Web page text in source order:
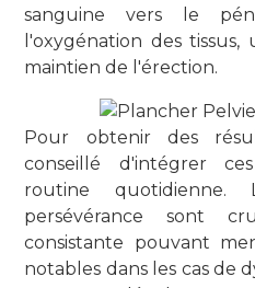
sanguine vers le
l'oxygénation des
maintien de l'érection.
Pour obtenir des
conseillé d'intégrer
routine
persévérance sont
consistante pouvant
notables dans les cas de